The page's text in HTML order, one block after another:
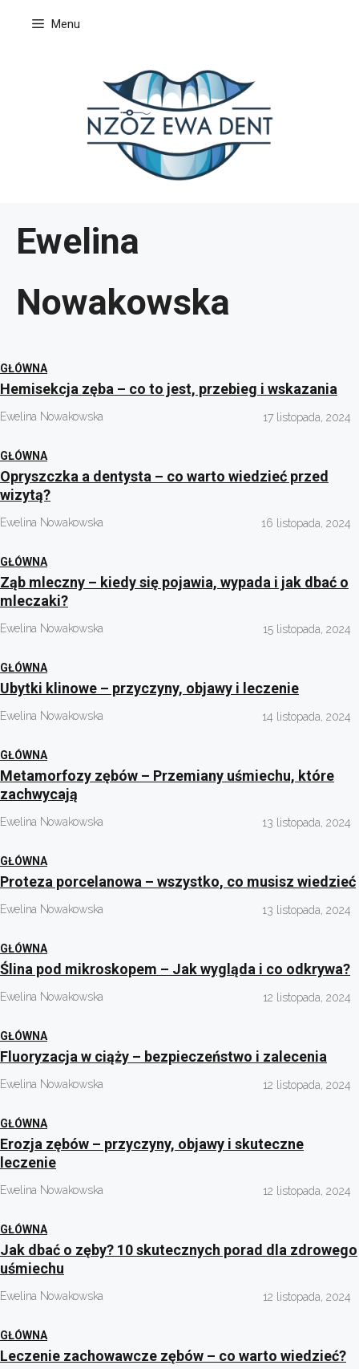
Menu
Ewelina
Nowakowska
GŁÓWNA
Hemisekcja zęba – co to jest, przebieg i wskazania
Ewelina Nowakowska 17 listopada, 2024
GŁÓWNA
Opryszczka a dentysta – co warto wiedzieć przed
wizytą?
Ewelina Nowakowska 16 listopada, 2024
GŁÓWNA
Ząb mleczny – kiedy się pojawia, wypada i jak dbać o
mleczaki?
Ewelina Nowakowska 15 listopada, 2024
GŁÓWNA
Ubytki klinowe – przyczyny, objawy i leczenie
Ewelina Nowakowska 14 listopada, 2024
GŁÓWNA
Metamorfozy zębów – Przemiany uśmiechu, które
zachwycają
Ewelina Nowakowska 13 listopada, 2024
GŁÓWNA
Proteza porcelanowa – wszystko, co musisz wiedzieć
Ewelina Nowakowska 13 listopada, 2024
GŁÓWNA
Ślina pod mikroskopem – Jak wygląda i co odkrywa?
Ewelina Nowakowska 12 listopada, 2024
GŁÓWNA
Fluoryzacja w ciąży – bezpieczeństwo i zalecenia
Ewelina Nowakowska 12 listopada, 2024
GŁÓWNA
Erozja zębów – przyczyny, objawy i skuteczne
leczenie
Ewelina Nowakowska 12 listopada, 2024
GŁÓWNA
Jak dbać o zęby? 10 skutecznych porad dla zdrowego
uśmiechu
Ewelina Nowakowska 12 listopada, 2024
GŁÓWNA
Leczenie zachowawcze zębów – co warto wiedzieć?